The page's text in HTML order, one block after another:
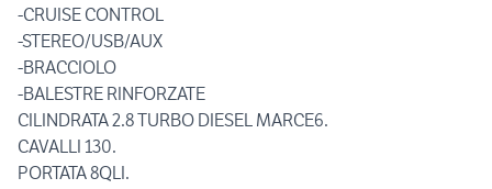
-CRUISE CONTROL
-STEREO/USB/AUX
-BRACCIOLO
-BALESTRE RINFORZATE
CILINDRATA 2.8 TURBO DIESEL MARCE6.
CAVALLI 130.
PORTATA 8QLI.